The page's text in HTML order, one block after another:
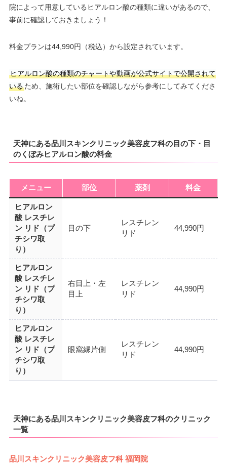
院によって用意しているヒアルロン酸の種類に違いがあるので、
事前に確認しておきましょう！
料金プランは44,990円（税込）から設定されています。
ヒアルロン酸の種類のチャートや動画が公式サイトで公開されて
いるため、施術したい部位を確認しながら参考にしてみてくださ
いね。
天神にある品川スキンクリニック美容皮フ科の目の下・目
のくぼみヒアルロン酸の料金
メニュー 部位 薬剤 料金
ヒアルロン
酸 レスチレ
ン リド（プ
チシワ取
り）
目の下
レスチレン
リド
44,990円
ヒアルロン
酸 レスチレ
ン リド（プ
チシワ取
り）
右目上・左
目上
レスチレン
リド
44,990円
ヒアルロン
酸 レスチレ
ン リド（プ
チシワ取
り）
眼窩縁片側
レスチレン
リド
44,990円
天神にある品川スキンクリニック美容皮フ科のクリニック
一覧
品川スキンクリニック美容皮フ科 福岡院